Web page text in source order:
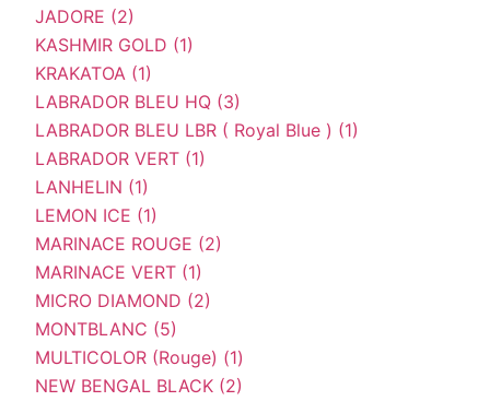
JADORE (2)
KASHMIR GOLD (1)
KRAKATOA (1)
LABRADOR BLEU HQ (3)
LABRADOR BLEU LBR ( Royal Blue ) (1)
LABRADOR VERT (1)
LANHELIN (1)
LEMON ICE (1)
MARINACE ROUGE (2)
MARINACE VERT (1)
MICRO DIAMOND (2)
MONTBLANC (5)
MULTICOLOR (Rouge) (1)
NEW BENGAL BLACK (2)